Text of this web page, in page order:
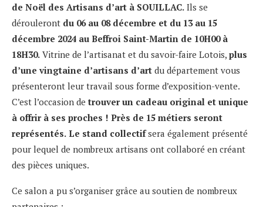
de Noël des Artisans d’art à SOUILLAC. Ils se
dérouleront du 06 au 08 décembre et du 13 au 15
décembre 2024 au Beffroi Saint-Martin de 10H00 à
18H30. Vitrine de l’artisanat et du savoir-faire Lotois, plus
d’une vingtaine d’artisans d’art du département vous
présenteront leur travail sous forme d’exposition-vente.
C’est l’occasion detrouver un cadeau original et unique
à offrir à ses proches ! Près de 15 métiers seront
représentés. Le stand collectifsera également présenté
pour lequel de nombreux artisans ont collaboré en créant
des pièces uniques.
Ce salon a pu s’organiser grâce au soutien de nombreux